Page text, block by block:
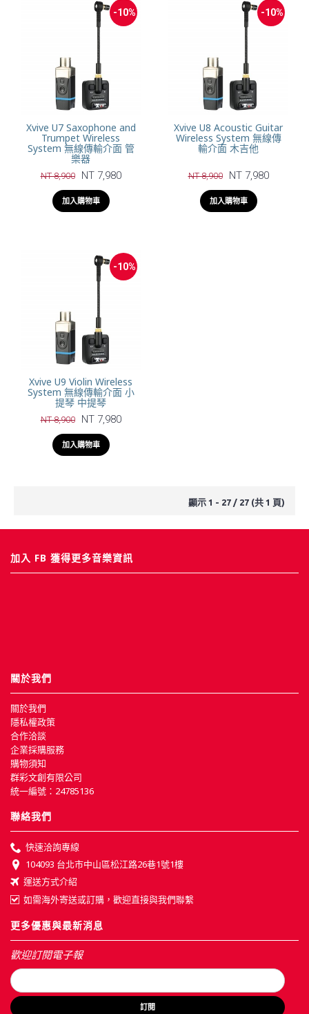
-10%
Xvive U7 Saxophone and
Trumpet Wireless
System 無線傳輸介面 管
樂器
NT 8,900 NT 7,980
加入購物車
-10%
Xvive U8 Acoustic Guitar
Wireless System 無線傳
輸介面 木吉他
NT 8,900 NT 7,980
加入購物車
-10%
Xvive U9 Violin Wireless
System 無線傳輸介面 小
提琴 中提琴
NT 8,900 NT 7,980
加入購物車
顯示 1 - 27 / 27 (共 1 頁)
加入 FB 獲得更多音樂資訊
關於我們
關於我們
隱私權政策
合作洽談
企業採購服務
購物須知
群彩文創有限公司
統一編號：24785136
聯絡我們
快速洽詢專線
104093 台北市中山區松江路26巷1號1樓
運送方式介紹
如需海外寄送或訂購，歡迎直接與我們聯繫
更多優惠與最新消息
歡迎訂閱電子報
訂閱